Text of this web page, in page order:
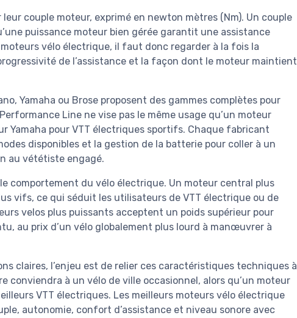
couple moteur, exprimé en newton mètres (Nm). Un couple
puissance moteur bien gérée garantit une assistance
vélo électrique, il faut donc regarder à la fois la
de l’assistance et la façon dont le moteur maintient
Yamaha ou Brose proposent des gammes complètes pour
Line ne vise pas le même usage qu’un moteur
Yamaha pour VTT électriques sportifs. Chaque fabricant
disponibles et la gestion de la batterie pour coller à un
au vététiste engagé.
comportement du vélo électrique. Un moteur central plus
vifs, ce qui séduit les utilisateurs de VTT électrique ou de
velos plus puissants acceptent un poids supérieur pour
au prix d’un vélo globalement plus lourd à manœuvrer à
claires, l’enjeu est de relier ces caractéristiques techniques à
conviendra à un vélo de ville occasionnel, alors qu’un moteur
VTT électriques. Les meilleurs moteurs vélo électrique
autonomie, confort d’assistance et niveau sonore avec